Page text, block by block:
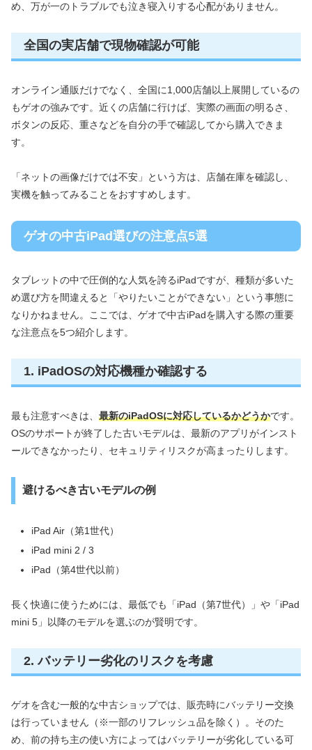
め、万が一のトラブルでも泣き寝入りする心配がありません。
全国の実店舗で現物確認が可能
オンライン通販だけでなく、全国に1,000店舗以上展開しているの
もゲオの強みです。近くの店舗に行けば、実際の画面の明るさ、
ボタンの反応、重さなどを自分の手で確認してから購入できま
す。
「ネットの画像だけでは不安」という方は、店舗在庫を確認し、
実機を触ってみることをおすすめします。
ゲオの中古iPad選びの注意点5選
タブレットの中で圧倒的な人気を誇るiPadですが、種類が多いた
め選び方を間違えると「やりたいことができない」という事態に
なりかねません。ここでは、ゲオで中古iPadを購入する際の重要
な注意点を5つ紹介します。
1. iPadOSの対応機種か確認する
最も注意すべきは、 最新のiPadOSに対応しているかどうかです。
OSのサポートが終了した古いモデルは、最新のアプリがインスト
ールできなかったり、セキュリティリスクが高まったりします。
避けるべき古いモデルの例
iPad Air（第1世代）
iPad mini 2 / 3
iPad（第4世代以前）
長く快適に使うためには、最低でも「iPad（第7世代）」や「iPad
mini 5」以降のモデルを選ぶのが賢明です。
2. バッテリー劣化のリスクを考慮
ゲオを含む一般的な中古ショップでは、販売時にバッテリー交換
は行っていません（※一部のリフレッシュ品を除く）。そのた
め、前の持ち主の使い方によってはバッテリーが劣化している可